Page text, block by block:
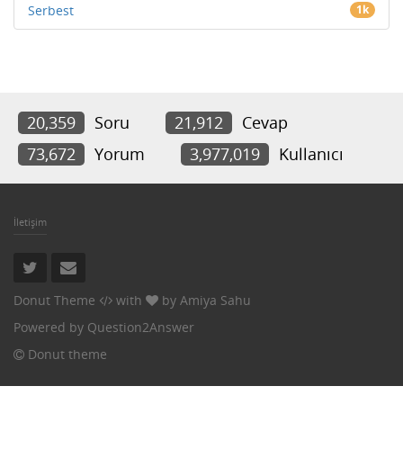
Serbest 1k
20,359 Soru 21,912
Cevap
73,672
Yorum 3,977,019 Kullanıcı
İletişim
Donut Theme with by Amiya Sahu
Powered by Question2Answer
Donut theme